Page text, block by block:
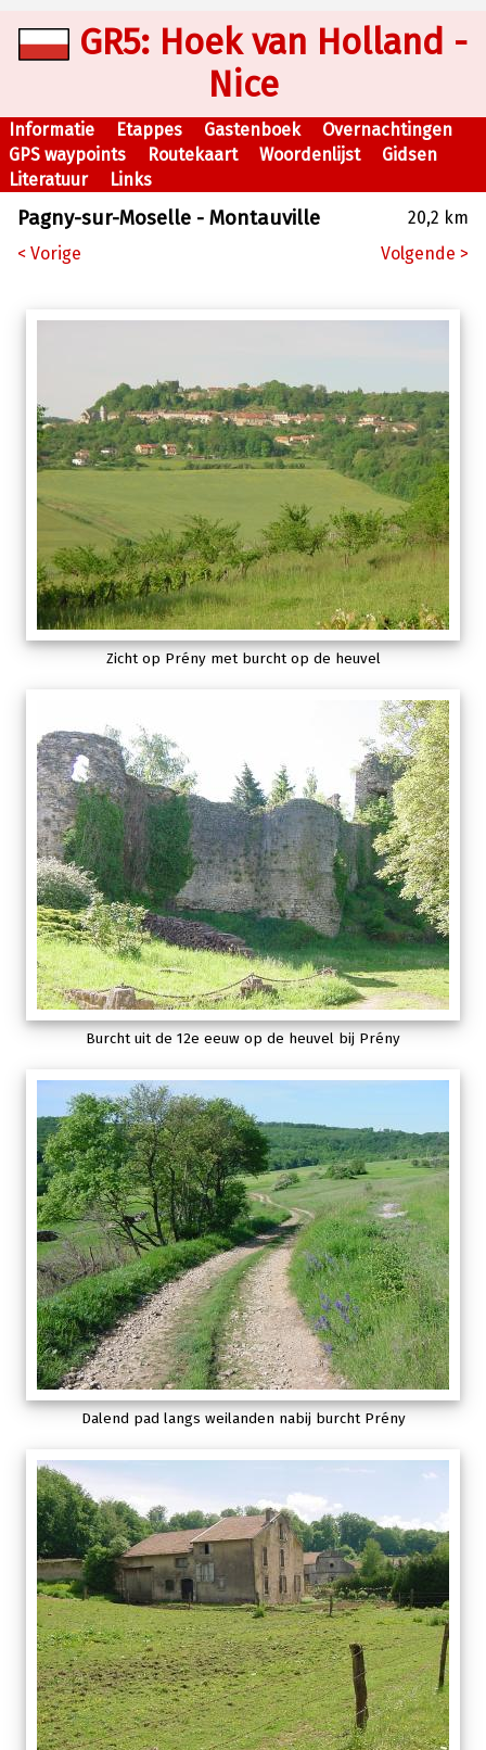
GR5: Hoek van Holland -
Nice
Informatie Etappes Gastenboek
Overnachtingen
GPS waypoints
Routekaart Woordenlijst
Gidsen
Literatuur
Links
Pagny-sur-Moselle - Montauville
20,2 km
< Vorige
Volgende >
Zicht op Prény met burcht op de heuvel
Burcht uit de 12e eeuw op de heuvel bij Prény
Dalend pad langs weilanden nabij burcht Prény